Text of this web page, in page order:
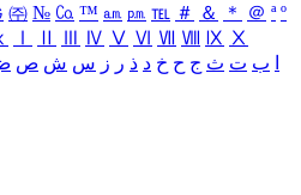
㈜ № ㏇ ™ ㏂ ㏘ ℡ ＃ ＆ ＊ ＠ ª º
Ⅳ Ⅴ Ⅵ Ⅶ Ⅷ Ⅸ Ⅹ
ب ت ث ج ح خ د ذ ر ز س ش ص